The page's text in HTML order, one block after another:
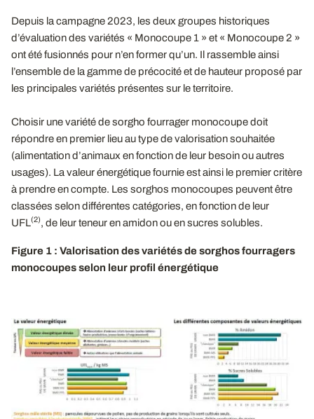
Depuis la campagne 2023, les deux groupes historiques
d’évaluation des variétés « Monocoupe 1 » et « Monocoupe 2 »
ont été fusionnés pour n’en former qu’un. Il rassemble ainsi
l’ensemble de la gamme de précocité et de hauteur proposé par
les principales variétés présentes sur le territoire.
Choisir une variété de sorgho fourrager monocoupe doit
répondre en premier lieu au type de valorisation souhaitée
(alimentation d’animaux en fonction de leur besoin ou autres
usages). La valeur énergétique fournie est ainsi le premier critère
à prendre en compte. Les sorghos monocoupes peuvent être
classées selon différentes catégories, en fonction de leur
UFL(2), de leur teneur en amidon ou en sucres solubles.
Figure 1 : Valorisation des variétés de sorghos fourragers
monocoupes selon leur profil énergétique